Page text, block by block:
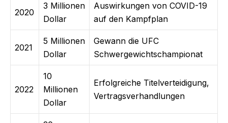
2020
3 Millionen
Dollar
Auswirkungen von COVID-19
auf den Kampfplan
2021
5 Millionen
Dollar
Gewann die UFC
Schwergewichtschampionat
2022
10
Millionen
Dollar
Erfolgreiche Titelverteidigung,
Vertragsverhandlungen